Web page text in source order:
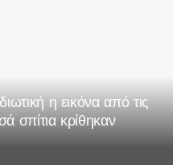
η εικόνα από τις
σπίτια κρίθηκαν